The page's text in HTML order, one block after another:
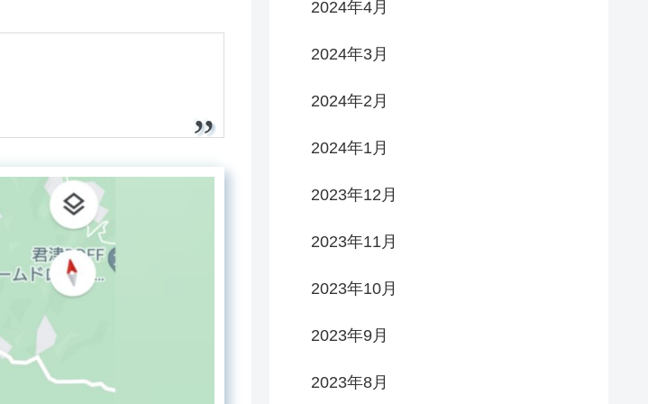
2024年4月
2024年3月
2024年2月
2024年1月
2023年12月
2023年11月
2023年10月
2023年9月
2023年8月